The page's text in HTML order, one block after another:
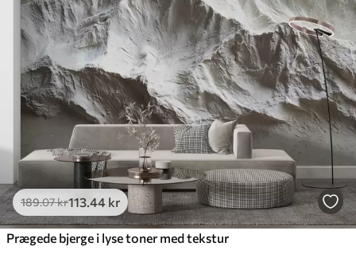
189.07kr113 .44 kr
Prægede bjerge i lyse toner med tekstur